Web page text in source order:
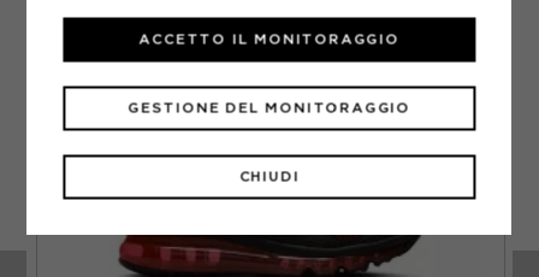
CHIUDI
GESTIONE DEL MONITORAGGIO
ACCETTO IL MONITORAGGIO